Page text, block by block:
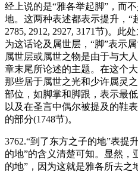
经上说的是“雅各举起脚”，而
地。这两种表述都表示提升，“
2785, 2912, 2927, 3171节)。此
为这话论及属世层，“脚”表示
属世层或属世之物是由于与大
章末尾所论述的主题。在这个
那些居于属世之光和少许属灵
部位，如脚掌和脚跟，表示最
以及在圣言中偶尔被提及的鞋
的部分(1748节)。
3762.“到了东方之子的地”表提
的地”的含义清楚可知。显然，
的地”，因为这就是雅各所去之